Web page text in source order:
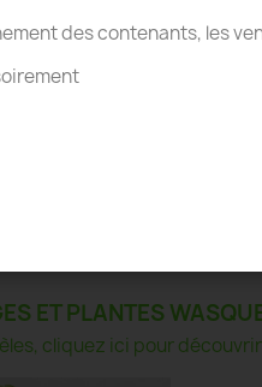
ET PLANTES
cliquez ici pour
des contenants, les